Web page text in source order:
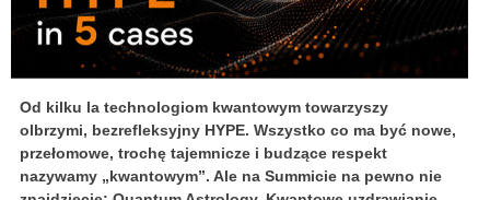
Od kilku la technologiom kwantowym towarzyszy
olbrzymi, bezrefleksyjny HYPE. Wszystko co ma być nowe,
przełomowe, trochę tajemnicze i budzące respekt
nazywamy „kwantowym”. Ale na Summicie na pewno nie